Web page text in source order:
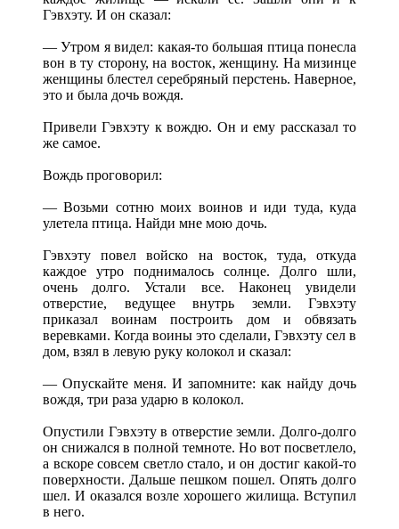
Гэвхэту. И он сказал:
— Утром я видел: какая-то большая птица понесла
вон в ту сторону, на восток, женщину. На мизинце
женщины блестел серебряный перстень. Наверное,
это и была дочь вождя.
Привели Гэвхэту к вождю. Он и ему рассказал то
же самое.
Вождь проговорил:
— Возьми сотню моих воинов и иди туда, куда
улетела птица. Найди мне мою дочь.
Гэвхэту повел войско на восток, туда, откуда
каждое утро поднималось солнце. Долго шли,
очень долго. Устали все. Наконец увидели
отверстие, ведущее внутрь земли. Гэвхэту
приказал воинам построить дом и обвязать
веревками. Когда воины это сделали, Гэвхэту сел в
дом, взял в левую руку колокол и сказал:
— Опускайте меня. И запомните: как найду дочь
вождя, три раза ударю в колокол.
Опустили Гэвхэту в отверстие земли. Долго-долго
он снижался в полной темноте. Но вот посветлело,
а вскоре совсем светло стало, и он достиг какой-то
поверхности. Дальше пешком пошел. Опять долго
шел. И оказался возле хорошего жилища. Вступил
в него.